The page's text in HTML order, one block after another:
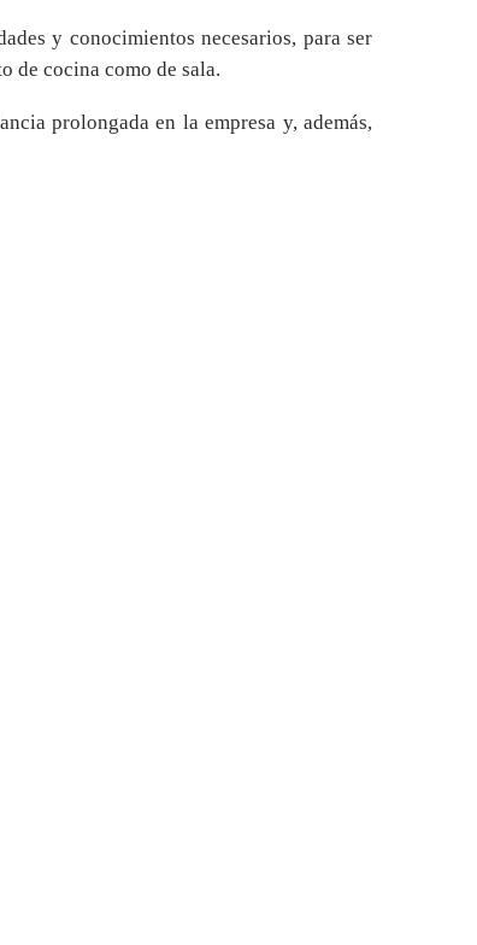
y conocimientos necesarios, para ser
de cocina como de sala.
prolongada en la empresa y, además,